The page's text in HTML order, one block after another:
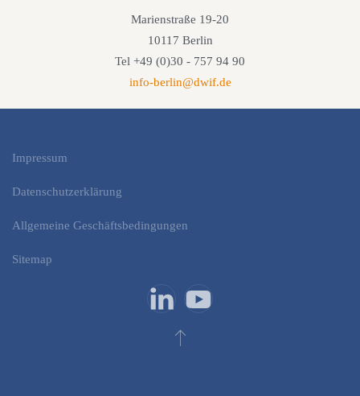
Marienstraße 19-20
10117 Berlin
Tel +49 (0)30 - 757 94 90
info-berlin@dwif.de
Impressum
Datenschutzerklärung
Allgemeine Geschäftsbedingungen
Sitemap